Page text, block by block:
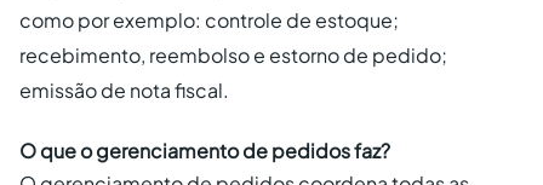
como por exemplo: controle de estoque;
recebimento, reembolso e estorno de pedido;
emissão de nota fiscal.
O que o gerenciamento de pedidos faz?